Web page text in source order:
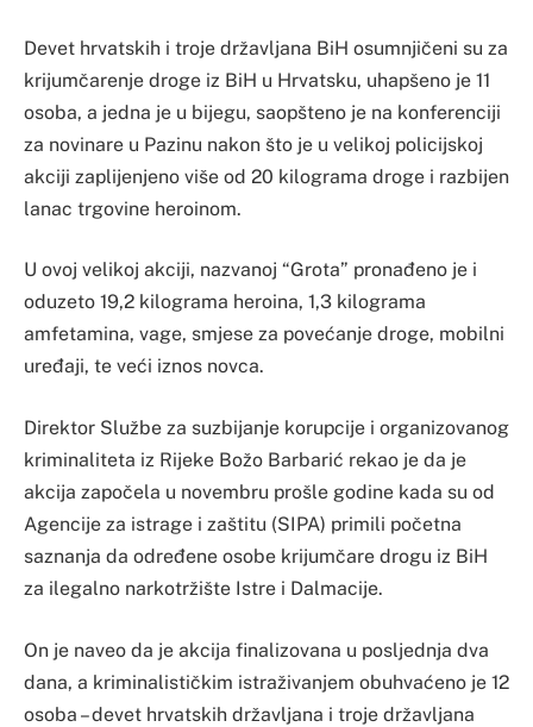
Devet hrvatskih i troje državljana BiH osumnjičeni su za
krijumčarenje droge iz BiH u Hrvatsku, uhapšeno je 11
osoba, a jedna je u bijegu, saopšteno je na konferenciji
za novinare u Pazinu nakon što je u velikoj policijskoj
akciji zaplijenjeno više od 20 kilograma droge i razbijen
lanac trgovine heroinom.
U ovoj velikoj akciji, nazvanoj “Grota” pronađeno je i
oduzeto 19,2 kilograma heroina, 1,3 kilograma
amfetamina, vage, smjese za povećanje droge, mobilni
uređaji, te veći iznos novca.
Direktor Službe za suzbijanje korupcije i organizovanog
kriminaliteta iz Rijeke Božo Barbarić rekao je da je
akcija započela u novembru prošle godine kada su od
Agencije za istrage i zaštitu (SIPA) primili početna
saznanja da određene osobe krijumčare drogu iz BiH
za ilegalno narkotržište Istre i Dalmacije.
On je naveo da je akcija finalizovana u posljednja dva
dana, a kriminalističkim istraživanjem obuhvaćeno je 12
osoba – devet hrvatskih državljana i troje državljana